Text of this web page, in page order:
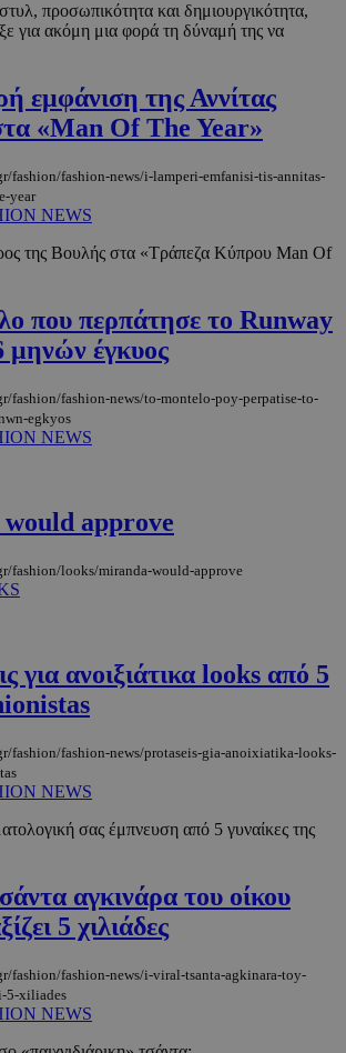
προσωπικότητα και δημιουργικότητα,
για ακόμη μια φορά τη δύναμή της να
εμφάνιση της Αννίτας
«Man Of The Year»
fashion/fashion-news/i-lamperi-emfanisi-tis-annitas-
year
NEWS
της Βουλής στα «Τράπεζα Κύπρου Man Of
που περπάτησε το Runway
μηνών έγκυος
fashion/fashion-news/to-montelo-poy-perpatise-to-
egkyos
NEWS
approve
fashion/looks/miranda-would-approve
για ανοιξιάτικα looks από 5
fashion/fashion-news/protaseis-gia-anoixiatika-looks-
NEWS
σας έμπνευση από 5 γυναίκες της
αγκινάρα του οίκου
5 χιλιάδες
fashion/fashion-news/i-viral-tsanta-agkinara-toy-
5-xiliades
NEWS